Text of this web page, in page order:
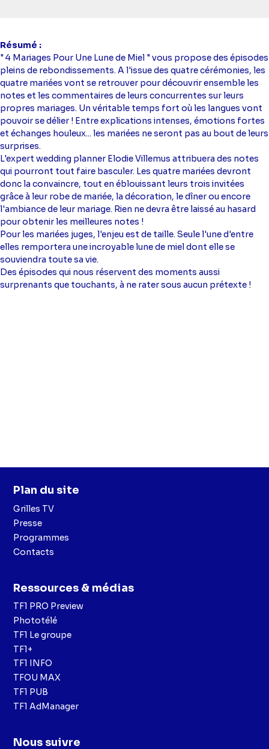
Résumé
" 4 Mariages Pour Une Lune de Miel " vous propose des épisodes
pleins de rebondissements. A l'issue des quatre cérémonies, les
quatre mariées vont se retrouver pour découvrir ensemble les
notes et les commentaires de leurs concurrentes sur leurs
propres mariages. Un véritable temps fort où les langues vont
pouvoir se délier ! Entre explications intenses, émotions fortes
et échanges houleux... les mariées ne seront pas au bout de leurs
surprises.
L'expert wedding planner Elodie Villemus attribuera des notes
qui pourront tout faire basculer. Les quatre mariées devront
donc la convaincre, tout en éblouissant leurs trois invitées
grâce à leur robe de mariée, la décoration, le dîner ou encore
l'ambiance de leur mariage. Rien ne devra être laissé au hasard
pour obtenir les meilleures notes !
Pour les mariées juges, l'enjeu est de taille. Seule l'une d'entre
elles remportera une incroyable lune de miel dont elle se
souviendra toute sa vie.
Des épisodes qui nous réservent des moments aussi
surprenants que touchants, à ne rater sous aucun prétexte !
Plan du site
Grilles TV
Presse
Programmes
Contacts
Ressources & médias
TF1 PRO Preview
Phototélé
TF1 Le groupe
TF1+
TF1 INFO
TFOU MAX
TF1 PUB
TF1 AdManager
Nous suivre